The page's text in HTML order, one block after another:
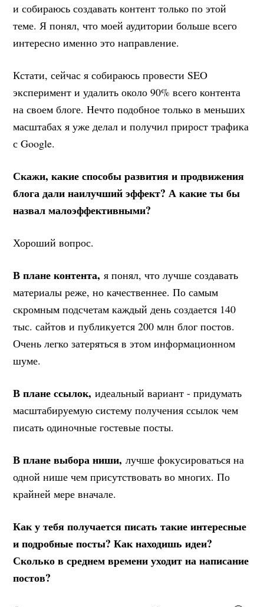
и собираюсь создавать контент только по этой
теме. Я понял, что моей аудитории больше всего
интересно именно это направление.
Кстати, сейчас я собираюсь провести SEO
эксперимент и удалить около 90% всего контента
на своем блоге. Нечто подобное только в меньших
масштабах я уже делал и получил прирост трафика
с Google.
Скажи, какие способы развития и продвижения
блога дали наилучший эффект? А какие ты бы
назвал малоэффективными?
Хороший вопрос.
В плане контента, я понял, что лучше создавать
материалы реже, но качественнее. По самым
скромным подсчетам каждый день создается 140
тыс. сайтов и публикуется 200 млн блог постов.
Очень легко затеряться в этом информационном
шуме.
В плане ссылок, идеальный вариант - придумать
масштабируемую систему получения ссылок чем
писать одиночные гостевые посты.
В плане выбора ниши, лучше фокусироваться на
одной нише чем присутствовать во многих. По
крайней мере вначале.
Как у тебя получается писать такие интересные
и подробные посты? Как находишь идеи?
Сколько в среднем времени уходит на написание
постов?